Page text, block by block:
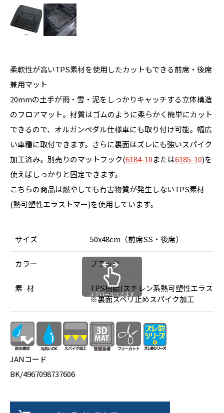
柔軟性が高いTPS素材を使用したカットもできる前席・後席
兼用マット
20mmの土手が雨・雪・泥をしっかりキャッチする立体構造
のフロアマット。材質はゴムのように柔らかく簡単にカット
できるので、オルガンペダル仕様車にも取り付け可能。幅広
い車種に取付できます。さらに裏面はズレにも強いスパイク
加工済み。別売りのマットフック(6184-10または6185-10)を
使えばしっかりと固定できます。
こちらの商品は燃やしても有害物質が発生しないTPS素材
(熱可塑性エラストマー)を使用しています。
サイズ 50x48cm（前席SS・後席）
カラー ブラック
素 材
TPS樹脂(スチレン系熱可塑性エラスト
※裏面スベリ止めスパイク加工
スクロールできます
JANコード
BK/4967098737606